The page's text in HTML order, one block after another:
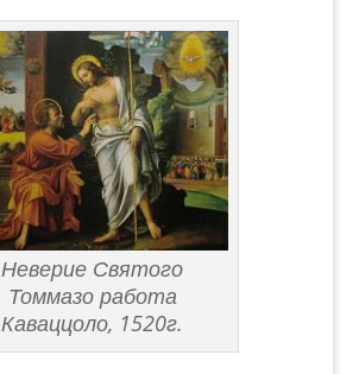
Неверие Святого
Томмазо работа
Каваццоло, 1520г.